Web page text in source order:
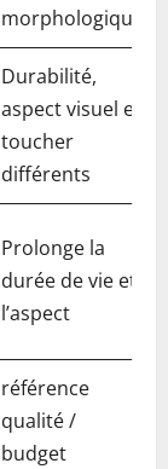
morphologique
Durabilité,
aspect visuel et
toucher
différents
Prolonge la
durée de vie et
l’aspect
référence
qualité /
budget